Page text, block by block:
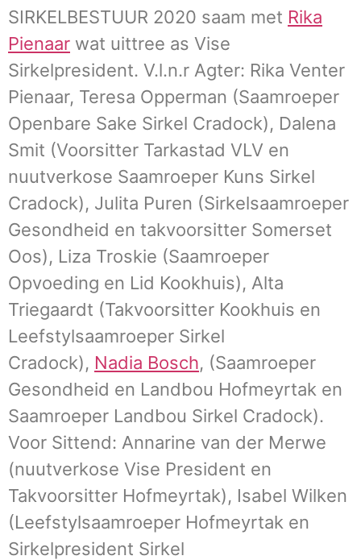
SIRKELBESTUUR 2020 saam met Rika
Pienaar wat uittree as Vise
Sirkelpresident. V.l.n.r Agter: Rika Venter
Pienaar, Teresa Opperman (Saamroeper
Openbare Sake Sirkel Cradock), Dalena
Smit (Voorsitter Tarkastad VLV en
nuutverkose Saamroeper Kuns Sirkel
Cradock), Julita Puren (Sirkelsaamroeper
Gesondheid en takvoorsitter Somerset
Oos), Liza Troskie (Saamroeper
Opvoeding en Lid Kookhuis), Alta
Triegaardt (Takvoorsitter Kookhuis en
Leefstylsaamroeper Sirkel
Cradock), Nadia Bosch, (Saamroeper
Gesondheid en Landbou Hofmeyrtak en
Saamroeper Landbou Sirkel Cradock).
Voor Sittend: Annarine van der Merwe
(nuutverkose Vise President en
Takvoorsitter Hofmeyrtak), Isabel Wilken
(Leefstylsaamroeper Hofmeyrtak en
Sirkelpresident Sirkel